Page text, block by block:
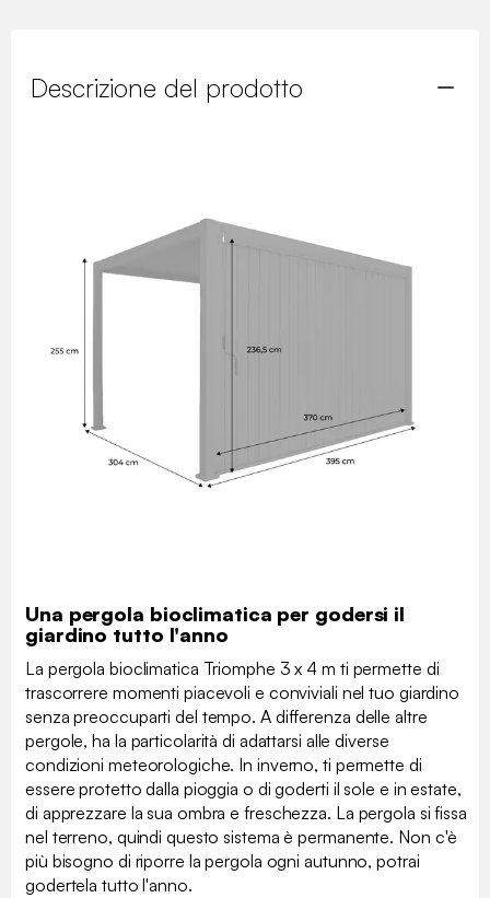
Descrizione del prodotto
Una pergola bioclimatica per godersi il
giardino tutto l'anno
La pergola bioclimatica Triomphe 3 x 4 m ti permette di
trascorrere momenti piacevoli e conviviali nel tuo giardino
senza preoccuparti del tempo. A differenza delle altre
pergole, ha la particolarità di adattarsi alle diverse
condizioni meteorologiche. In inverno, ti permette di
essere protetto dalla pioggia o di goderti il sole e in estate,
di apprezzare la sua ombra e freschezza. La pergola si fissa
nel terreno, quindi questo sistema è permanente. Non c'è
più bisogno di riporre la pergola ogni autunno, potrai
godertela tutto l'anno.